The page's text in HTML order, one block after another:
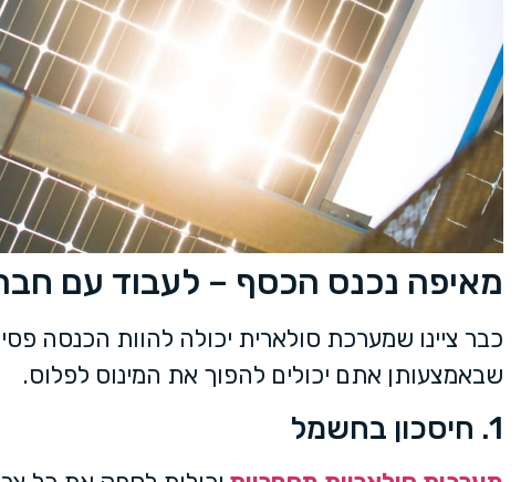
מאיפה נכנס הכסף – לעבוד עם
שבאמצעותן אתם יכולים להפוך את המינוס לפלוס.
1. חיסכון בחשמל